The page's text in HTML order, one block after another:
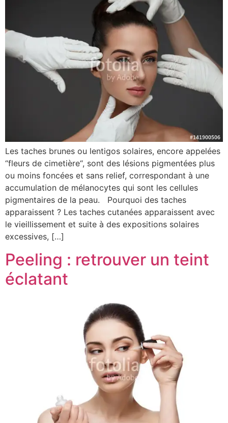
Les taches brunes ou lentigos solaires, encore appelées
“fleurs de cimetière“, sont des lésions pigmentées plus
ou moins foncées et sans relief, correspondant à une
accumulation de mélanocytes qui sont les cellules
pigmentaires de la peau. Pourquoi des taches
apparaissent ? Les taches cutanées apparaissent avec
le vieillissement et suite à des expositions solaires
excessives, […]
Peeling : retrouver un teint
éclatant